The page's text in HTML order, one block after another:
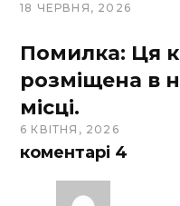
18 ЧЕРВНЯ, 2026
Помилка: Ця
розміщена в
місці.
6 КВІТНЯ, 2026
коментарі 4